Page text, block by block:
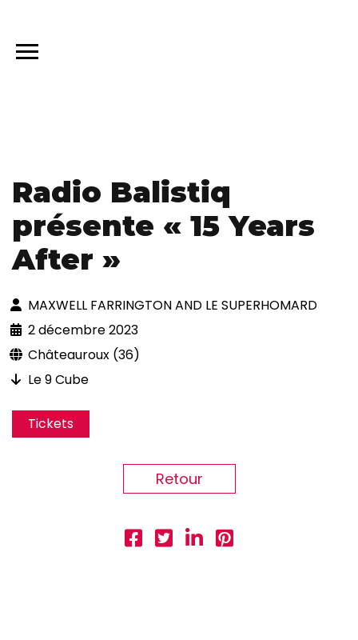
Radio Balistiq
présente « 15 Years
After »
MAXWELL FARRINGTON AND LE SUPERHOMARD
2 décembre 2023
Châteauroux (36)
Le 9 Cube
Tickets
Retour